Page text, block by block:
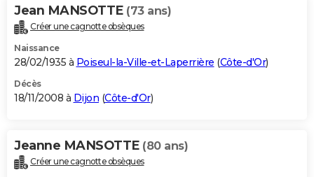
Jean MANSOTTE (73 ans)
Créer une cagnotte obsèques
Naissance
28/02/1935 à Poiseul-la-Ville-et-Laperrière (Côte-d'Or)
Décès
18/11/2008 à Dijon (Côte-d'Or)
Jeanne MANSOTTE (80 ans)
Créer une cagnotte obsèques